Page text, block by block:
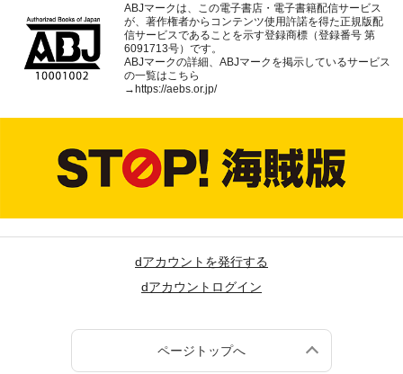
ABJマークは、この電子書店・電子書籍配信サービス
が、著作権者からコンテンツ使用許諾を得た正規版配
信サービスであることを示す登録商標（登録番号 第
6091713号）です。
ABJマークの詳細、ABJマークを掲示しているサービス
の一覧はこちら
→https://aebs.or.jp/
dアカウントを発行する
dアカウントログイン
ページトップへ